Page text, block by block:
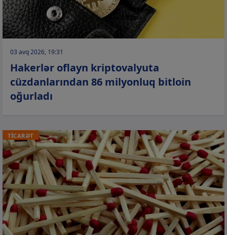
03 avq 2026, 19:31
Hakerlər oflayn kriptovalyuta
cüzdanlarından 86 milyonluq bitloin
oğurladı
TİCARƏT